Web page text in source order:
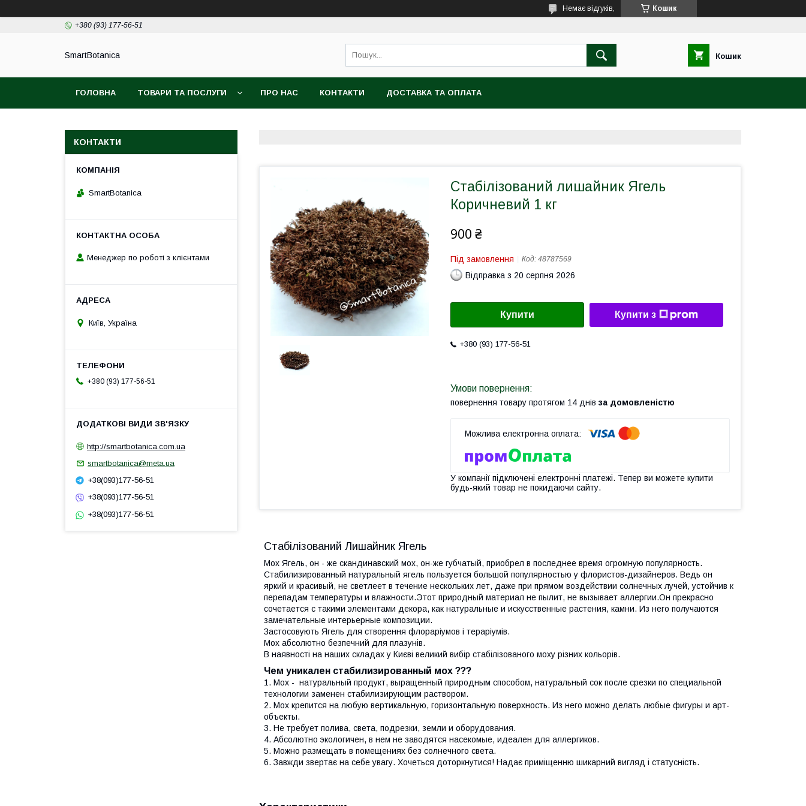
Кошик
Немає відгуків,
+380 (93) 177-56-51
SmartBotanica Кошик
ГОЛОВНА ТОВАРИ ТА ПОСЛУГИ ПРО НАС КОНТАКТИ ДОСТАВКА ТА ОПЛАТА
Стабілізований лишайник Ягель
Коричневий 1 кг
900 ₴
Під замовлення Код: 48787569
Відправка з 20 серпня 2026
Купити Купити з
+380 (93) 177-56-51
повернення товару протягом 14 днів за домовленістю
У компанії підключені електронні платежі. Тепер ви можете купити
будь-який товар не покидаючи сайту.
Стабілізований Лишайник Ягель
Мох Ягель, он - же скандинавский мох, он-же губчатый, приобрел в последнее время огромную популярность.
Стабилизированный натуральный ягель пользуется большой популярностью у флористов-дизайнеров. Ведь он
яркий и красивый, не светлеет в течение нескольких лет, даже при прямом воздействии солнечных лучей, устойчив к
перепадам температуры и влажности.Этот природный материал не пылит, не вызывает аллергии.Он прекрасно
сочетается с такими элементами декора, как натуральные и искусственные растения, камни. Из него получаются
замечательные интерьерные композиции.
Застосовують Ягель для створення флораріумов і тераріумів.
Мох абсолютно безпечний для плазунів.
В наявності на наших складах у Києві великий вибір стабілізованого моху різних кольорів.
Чем уникален стабилизированный мох ???
1. Мох - натуральный продукт, выращенный природным способом, натуральный сок после срезки по специальной
технологии заменен стабилизирующим раствором.
2. Мох крепится на любую вертикальную, горизонтальную поверхность. Из него можно делать любые фигуры и арт-
объекты.
3. Не требует полива, света, подрезки, земли и оборудования.
4. Абсолютно экологичен, в нем не заводятся насекомые, идеален для аллергиков.
5. Можно размещать в помещениях без солнечного света.
6. Завжди звертає на себе увагу. Хочеться доторкнутися! Надає приміщенню шикарний вигляд і статусність.
КОНТАКТИ
SmartBotanica
Менеджер по роботі з клієнтами
Київ, Україна
+380 (93) 177-56-51
http://smartbotanica.com.ua
smartbotanica@meta.ua
+38(093)177-56-51
+38(093)177-56-51
+38(093)177-56-51